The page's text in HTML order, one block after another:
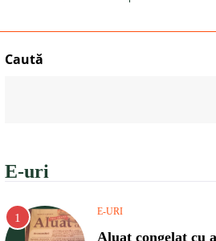
Caută
E-uri
E-URI
Aluat congelat cu